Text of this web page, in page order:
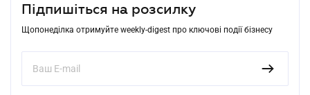
Підпишіться на розсилку
Щопонеділка отримуйте weekly-digest про ключові події бізнесу